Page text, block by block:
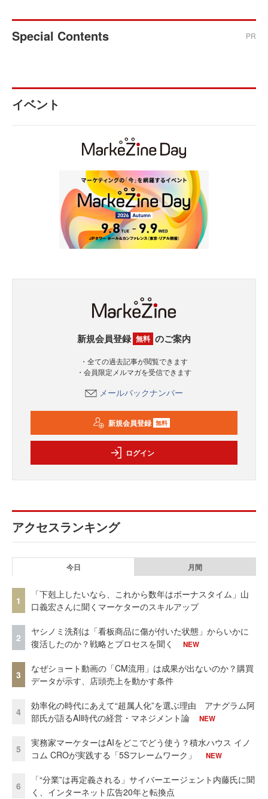
Special Contents PR
イベント
新規会員登録 無料 のご案内
・全ての過去記事が閲覧できます
・会員限定メルマガを受信できます
メールバックナンバー
新規会員登録 無料
ログイン
アクセスランキング
今日 月間
1
「下剋上したいなら、これから数年はボーナスタイム」山
口義宏さんに聞くマーケターのスキルアップ
2
ヤシノミ洗剤は「看板商品に傷が付いた状態」からいかに
復活したのか？戦略とプロセスを聞く
NEW
3
なぜショート動画の「CM流用」は成果が出ないのか？購買
データが示す、店頭売上を動かす条件
4
効率化の時代にあえて“超属人化”を選ぶ理由 アナグラム阿
部氏が語るAI時代の経営・マネジメント論
NEW
5
実務家マーケターはAIをどこでどう使う？積水ハウス イノ
コム CROが実践する「5Sフレームワーク」
NEW
6
「“分業”は再定義される」サイバーエージェント内藤氏に聞
く、インターネット広告20年と転換点